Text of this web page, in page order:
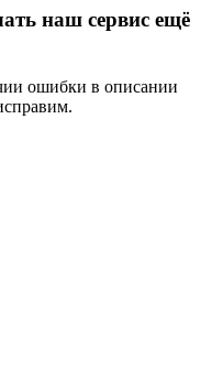
наш сервис ещё
ошибки в описании